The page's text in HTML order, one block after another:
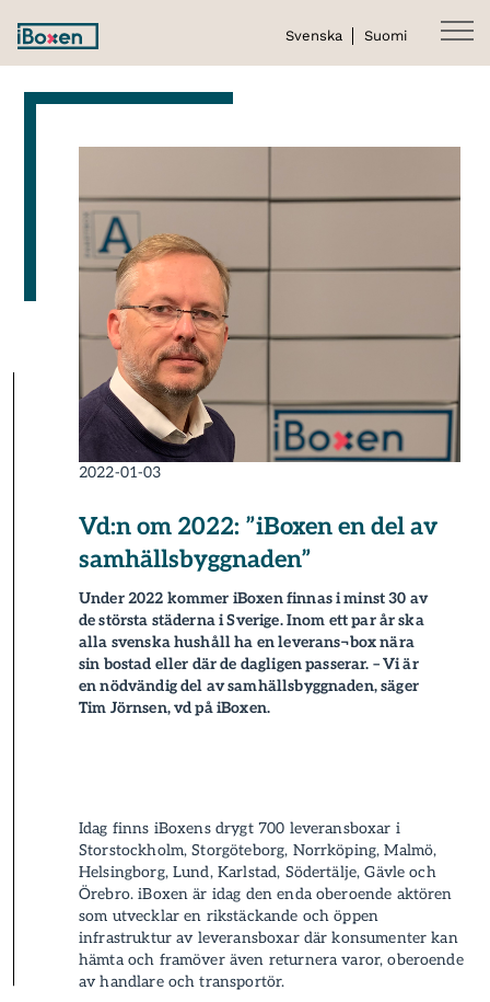
Svenska Suomi
2022-01-03
Vd:n om 2022: ”iBoxen en del av
samhällsbyggnaden”
Under 2022 kommer iBoxen finnas i minst 30 av
de största städerna i Sverige. Inom ett par år ska
alla svenska hushåll ha en leverans­¬box nära
sin bostad eller där de dagligen passerar. – Vi är
en nödvändig del av samhällsbyggnaden, säger
Tim Jörnsen, vd på iBoxen.
Idag finns iBoxens drygt 700 leverans­boxar i
Storstockholm, Storgöteborg, Norrköping, Malmö,
Helsingborg, Lund, Karlstad, Södertälje, Gävle och
Örebro. iBoxen är idag den enda oberoende aktören
som utvecklar en rikstäckande och öppen
infrastruktur av leverans­boxar där konsumenter kan
hämta och framöver även returnera varor, oberoende
av handlare och transportör.